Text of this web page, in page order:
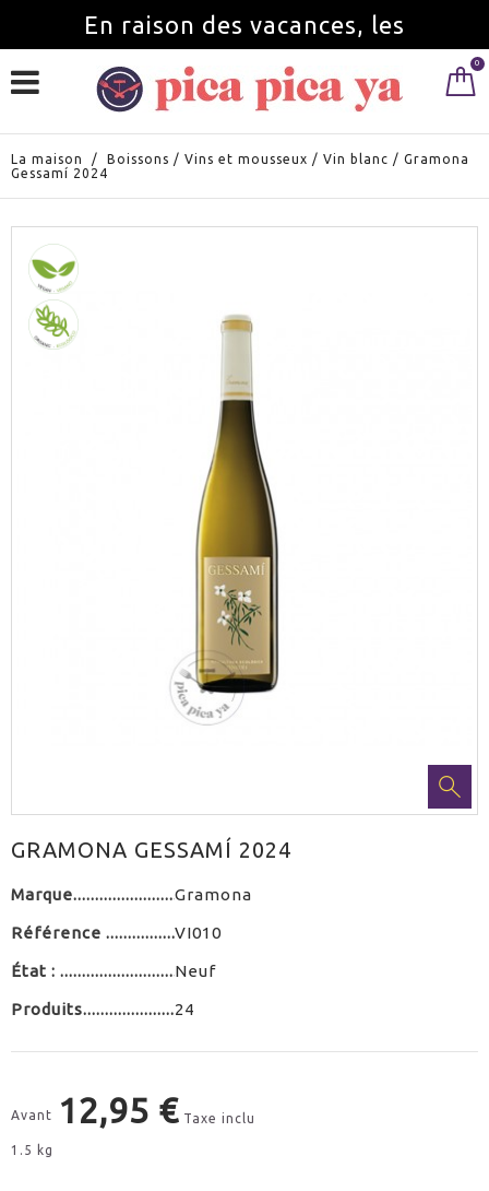
En raison des vacances, les
commandes seront servies à partir du 0
La maison / Boissons / Vins et mousseux / Vin blanc / Gramona
Gessamí 2024
GRAMONA GESSAMÍ 2024
Marque Gramona
Référence VI010
État : Neuf
Produits 24
Avant 12,95 € Taxe inclu
1.5 kg